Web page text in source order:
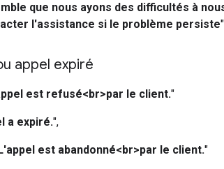
que nous ayons des difficultés à
l'assistance si le problème persiste"
appel expiré
est refusé<br>par le client."
a expiré.",
est abandonné<br>par le client."